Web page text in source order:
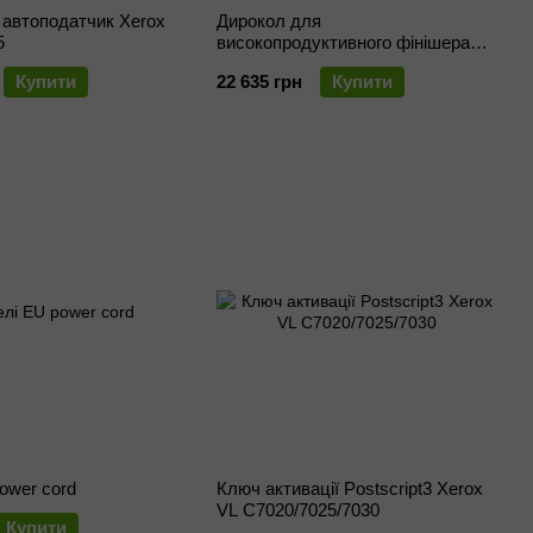
Xerox
Купити
Дирокол для
високопродуктивного фінішера
Xerox B8065 / 8075/8090 (4
отвори)
22 635 грн Купити
cord
Купити
Ключ активації Postscript3 Xerox
VL C7020/7025/7030